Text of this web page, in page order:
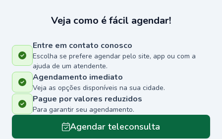
Veja como é fácil agendar!
Entre em contato conosco
Escolha se prefere agendar pelo site, app ou com a
ajuda de um atendente.
Agendamento imediato
Veja as opções disponíveis na sua cidade.
Pague por valores reduzidos
Para garantir seu agendamento.
Agendar teleconsulta